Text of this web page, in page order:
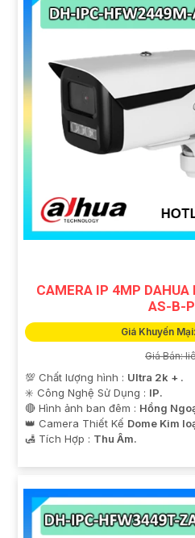
CAMERA IP 4MP
AS-B-
Giá Khuyến
Giá Bán:
💯 Chất lượng hình : Ultra 2k + .
✳️ Công Nghệ Sử Dụng : IP.
🔴 Hình ảnh ban đêm : Hồng
👑 Camera Thiết Kế Dome Kim
️🛃 Tích Hợp : Thu Âm.